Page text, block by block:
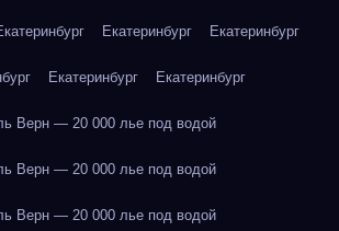
Екатеринбург Екатеринбург
Екатеринбург Екатеринбург
Верн — 20 000 лье под водой
Верн — 20 000 лье под водой
Верн — 20 000 лье под водой